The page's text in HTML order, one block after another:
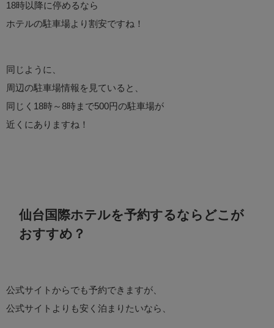
18時以降に停めるなら
ホテルの駐車場より割安ですね！
同じように、
周辺の駐車場情報を見ていると、
同じく18時～8時まで500円の駐車場が
近くにありますね！
仙台国際ホテルを予約するならどこが
おすすめ？
公式サイトからでも予約できますが、
公式サイトよりも安く泊まりたいなら、